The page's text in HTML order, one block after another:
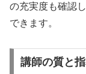
の充実度も確認
できます。
講師の質と